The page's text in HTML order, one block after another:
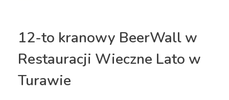
12-to kranowy BeerWall w
Restauracji Wieczne Lato w
Turawie